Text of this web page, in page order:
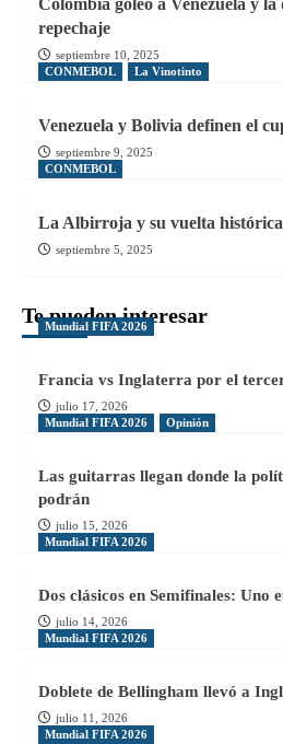
Colombia goleó a Venezuela y
repechaje
septiembre 10, 2025
CONMEBOL
La Vinotinto
Venezuela y Bolivia definen el
septiembre 9, 2025
CONMEBOL
La Albirroja y su vuelta
septiembre 5, 2025
Te pueden interesar
Mundial FIFA 2026
Francia vs Inglaterra por el
julio 17, 2026
Mundial FIFA 2026
Opinión
Las guitarras llegan donde la
podrán
julio 15, 2026
Mundial FIFA 2026
Dos clásicos en Semifinales: Uno
julio 14, 2026
Mundial FIFA 2026
Doblete de Bellingham llevó a
julio 11, 2026
Mundial FIFA 2026